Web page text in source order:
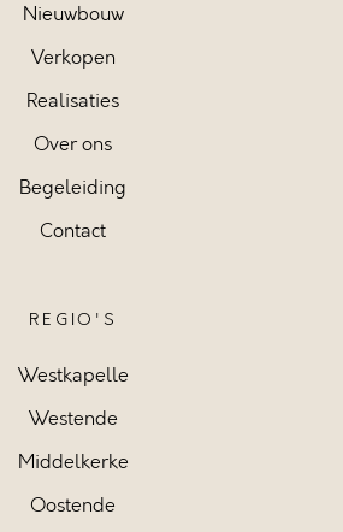
Nieuwbouw
Verkopen
Realisaties
Over ons
Begeleiding
Contact
REGIO'S
Westkapelle
Westende
Middelkerke
Oostende